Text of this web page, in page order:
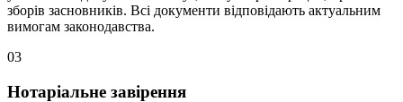
зборів засновників. Всі документи відповідають актуальним
вимогам законодавства.
03
Нотаріальне завірення